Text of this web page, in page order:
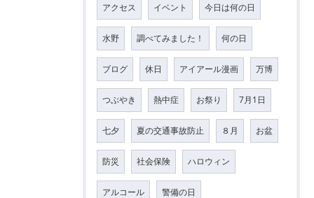
アクセス イベント 今日は何の日
水野 調べてみました！ 何の日
ブログ 休日 アイアール漫画 万博
つぶやき 熱中症 お祭り 7月1日
七夕 夏の交通事故防止 ８月 お盆
防災 社会保険 ハロウィン
アルコール 警備の日